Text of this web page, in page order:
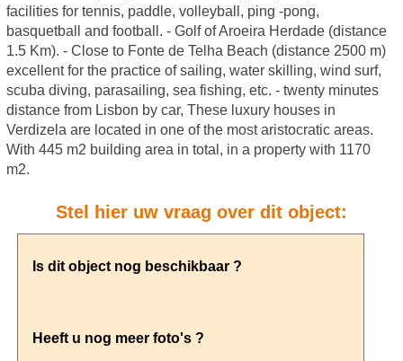
facilities for tennis, paddle, volleyball, ping -pong,
basquetball and football. - Golf of Aroeira Herdade (distance
1.5 Km). - Close to Fonte de Telha Beach (distance 2500 m)
excellent for the practice of sailing, water skilling, wind surf,
scuba diving, parasailing, sea fishing, etc. - twenty minutes
distance from Lisbon by car, These luxury houses in
Verdizela are located in one of the most aristocratic areas.
With 445 m2 building area in total, in a property with 1170
m2.
Stel hier uw vraag over dit object: